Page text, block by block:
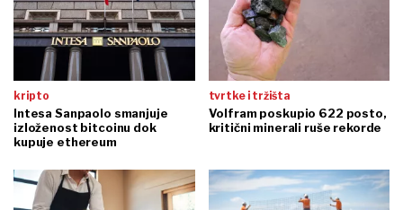
kripto
Intesa Sanpaolo smanjuje
izloženost bitcoinu dok
kupuje ethereum
tvrtke i tržišta
Volfram poskupio 622 posto,
kritični minerali ruše rekorde